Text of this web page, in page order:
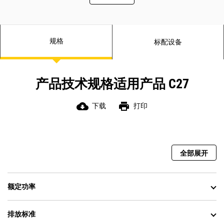
规格 标配设备
产品技术规格适用产品 C27
cloud_download 下载 print 打印
全部展开
额定功率
排放标准